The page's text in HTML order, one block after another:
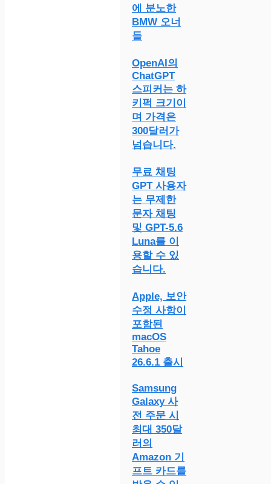
에 분노한
BMW 오너
들
OpenAI의
ChatGPT
스피커는 하
키퍽 크기이
며 가격은
300달러가
넘습니다.
무료 채팅
GPT 사용자
는 무제한
문자 채팅
및 GPT-5.6
Luna를 이
용할 수 있
습니다.
Apple, 보안
수정 사항이
포함된
macOS
Tahoe
26.6.1 출시
Samsung
Galaxy 사
전 주문 시
최대 350달
러의
Amazon 기
프트 카드를